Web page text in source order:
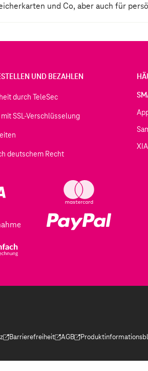
und Co, aber auch für
UND BEZAHLEN
durch TeleSec
SSL-Verschlüsselung
deutschem Recht
Tab geöffnet)
einem neuen Tab geöffnet)
Barrierefreiheit
(Der Link wird in einem neuen Tab geöffnet)
AGB
(Der Link wird in einem
(Der Link wird in